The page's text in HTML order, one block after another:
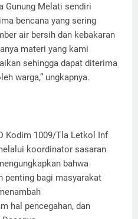
Gunung Melati sendiri
bencana yang sering
air bersih dan kebakaran
materi yang kami
sehingga dapat diterima
warga,” ungkapnya.
Kodim 1009/Tla Letkol Inf
koordinator sasaran
bahwa
penting bagi masyarakat
hal pencegahan, dan